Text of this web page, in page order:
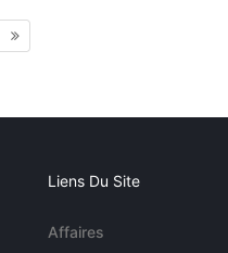
Liens Du Site
Affaires